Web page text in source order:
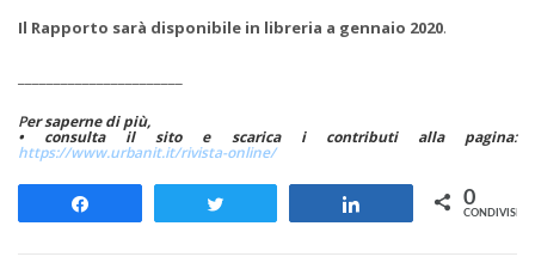
Il Rapporto sarà disponibile in libreria a gennaio 2020.
Per saperne di più,
• consulta il sito e scarica i contributi alla pagina:
https://www.urbanit.it/rivista-online/
0